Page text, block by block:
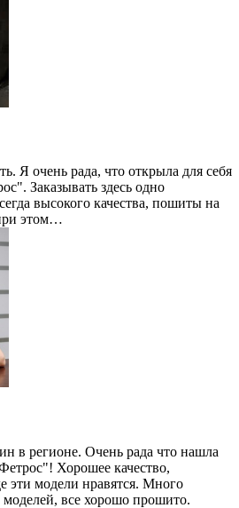
Я очень рада, что открыла для себя
Заказывать здесь одно
высокого качества, пошиты на
этом…
в регионе. Очень рада что нашла
Хорошее качество,
эти модели нравятся. Много
все хорошо прошито.